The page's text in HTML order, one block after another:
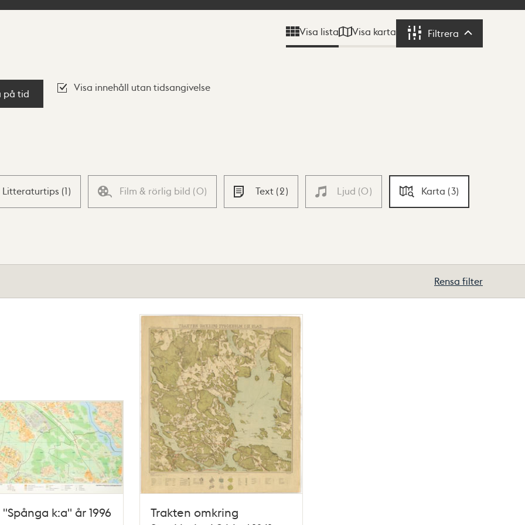
Visa lista Visa karta Filtrera Filtrera
på tid
Visa innehåll utan tidsangivelse
Litteraturtips (1) Film & rörlig bild (0) Text (2) Ljud (0) Karta (3)
Rensa filter
k:a" år 1996
Trakten omkring